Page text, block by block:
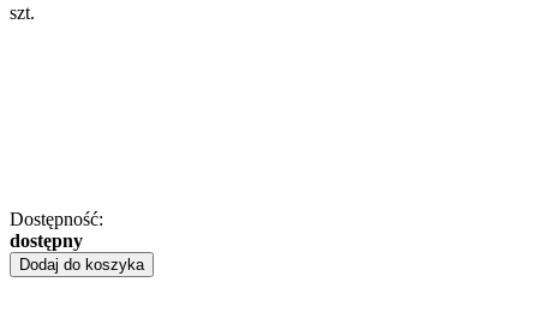
szt.
Dostępność:
dostępny
Dodaj do koszyka